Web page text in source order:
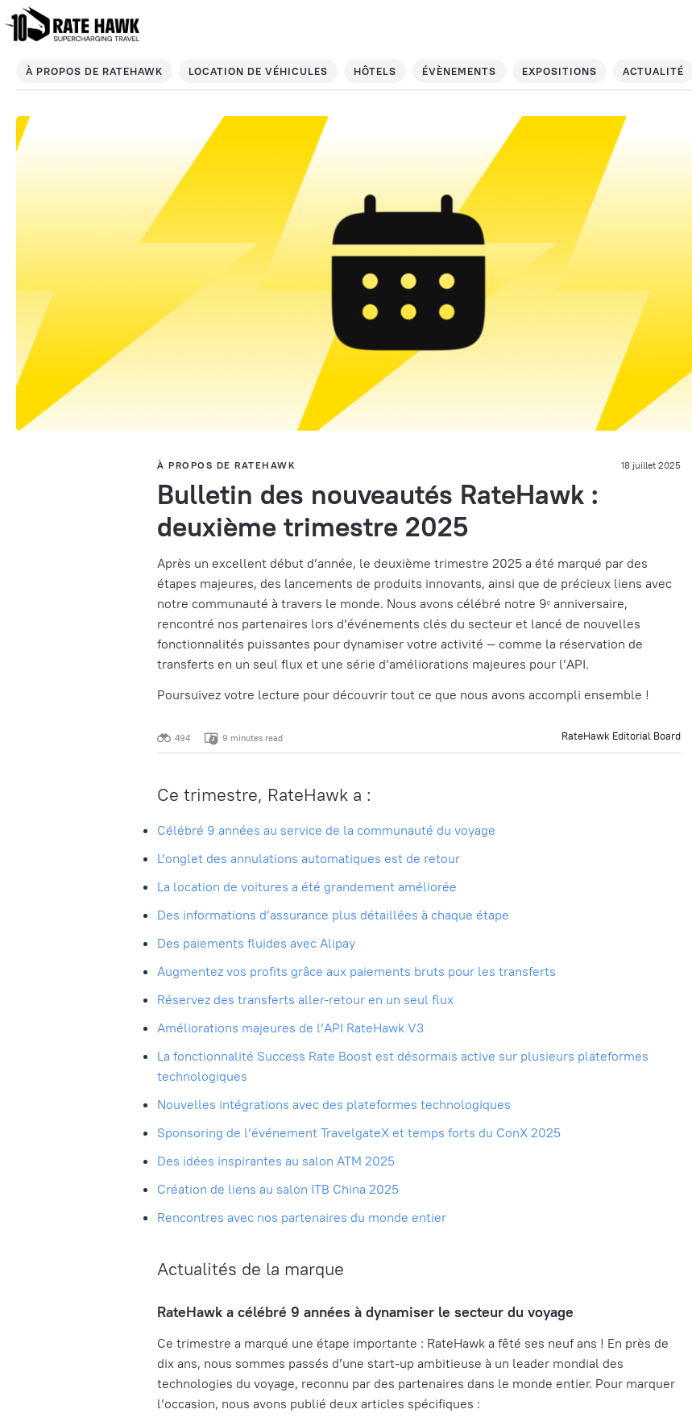
À PROPOS DE RATEHAWK LOCATION DE VÉHICULES HÔTELS ÉVÈNEMENTS EXPOSITIONS ACTUALITÉ
À PROPOS DE RATEHAWK 18 juillet 2025
Bulletin des nouveautés RateHawk :
deuxième trimestre 2025
Après un excellent début d’année, le deuxième trimestre 2025 a été marqué par des
étapes majeures, des lancements de produits innovants, ainsi que de précieux liens avec
notre communauté à travers le monde. Nous avons célébré notre 9ᵉ anniversaire,
rencontré nos partenaires lors d’événements clés du secteur et lancé de nouvelles
fonctionnalités puissantes pour dynamiser votre activité — comme la réservation de
transferts en un seul flux et une série d’améliorations majeures pour l’API.
Poursuivez votre lecture pour découvrir tout ce que nous avons accompli ensemble !
RateHawk Editorial Board
494 9 minutes read
Ce trimestre, RateHawk a :
Célébré 9 années au service de la communauté du voyage
L’onglet des annulations automatiques est de retour
La location de voitures a été grandement améliorée
Des informations d’assurance plus détaillées à chaque étape
Des paiements fluides avec Alipay
Augmentez vos profits grâce aux paiements bruts pour les transferts
Réservez des transferts aller-retour en un seul flux
Améliorations majeures de l’API RateHawk V3
La fonctionnalité Success Rate Boost est désormais active sur plusieurs plateformes
technologiques
Nouvelles intégrations avec des plateformes technologiques
Sponsoring de l’événement TravelgateX et temps forts du ConX 2025
Des idées inspirantes au salon ATM 2025
Création de liens au salon ITB China 2025
Rencontres avec nos partenaires du monde entier
Actualités de la marque
RateHawk a célébré 9 années à dynamiser le secteur du voyage
Ce trimestre a marqué une étape importante : RateHawk a fêté ses neuf ans ! En près de
dix ans, nous sommes passés d’une start-up ambitieuse à un leader mondial des
technologies du voyage, reconnu par des partenaires dans le monde entier. Pour marquer
l’occasion, nous avons publié deux articles spécifiques :